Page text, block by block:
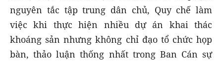
nguyên tắc tập trung dân chủ, Quy chế làm
việc khi thực hiện nhiều dự án khai thác
khoáng sản nhưng không chỉ đạo tổ chức họp
bàn, thảo luận thống nhất trong Ban Cán sự